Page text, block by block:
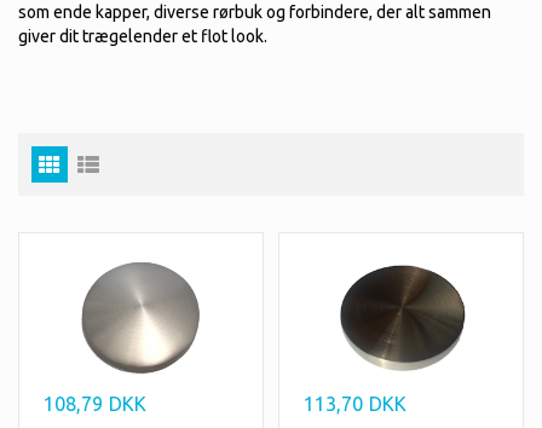
som ende kapper, diverse rørbuk og forbindere, der alt sammen
giver dit trægelender et flot look.
108,79 DKK 113,70 DKK